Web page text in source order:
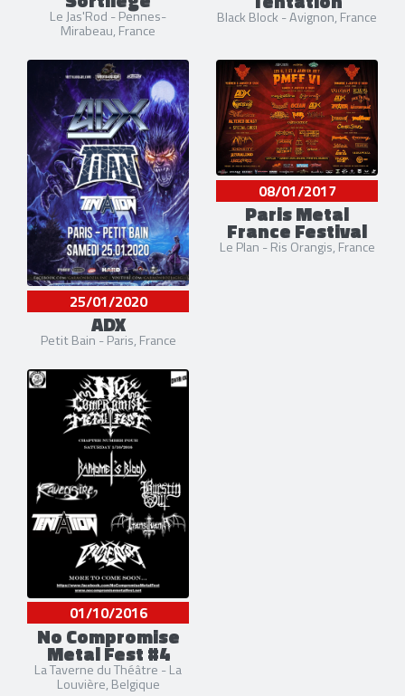
Le Jas'Rod - Pennes-
Mirabeau, France
Black Block - Avignon, France
25/01/2020
ADX
Petit Bain - Paris, France
08/01/2017
Paris Metal
France Festival
Le Plan - Ris Orangis, France
01/10/2016
No Compromise
Metal Fest #4
La Taverne du Théâtre - La
Louvière, Belgique